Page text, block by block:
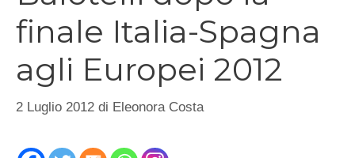
finale Italia-Spagna
agli Europei 2012
2 Luglio 2012 di Eleonora Costa